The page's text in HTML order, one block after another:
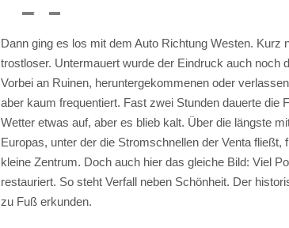
Dann ging es los mit dem Auto Richtung Westen. Kurz
trostloser. Untermauert wurde der Eindruck auch noch
Vorbei an Ruinen, heruntergekommenen oder
aber kaum frequentiert. Fast zwei Stunden dauerte die
Wetter etwas auf, aber es blieb kalt. Über die längste
Europas, unter der die Stromschnellen der Venta fließt,
kleine Zentrum. Doch auch hier das gleiche Bild: Viel
restauriert. So steht Verfall neben Schönheit. Der
zu Fuß erkunden.